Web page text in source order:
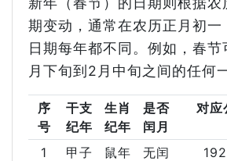
期变动，通常在农历正月初一
日期每年都不同。例如，春节
月下旬到2月中旬之间的任何
序
号
干支
纪年
生肖
纪年
是否
闰月
对应
1
甲子
鼠年
无闰